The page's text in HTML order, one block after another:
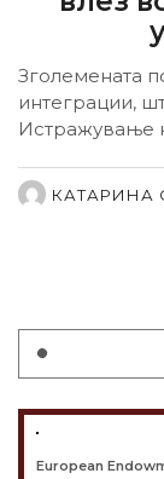
Зголемената
интеграции,
Истражување
КАТАРИНА
European